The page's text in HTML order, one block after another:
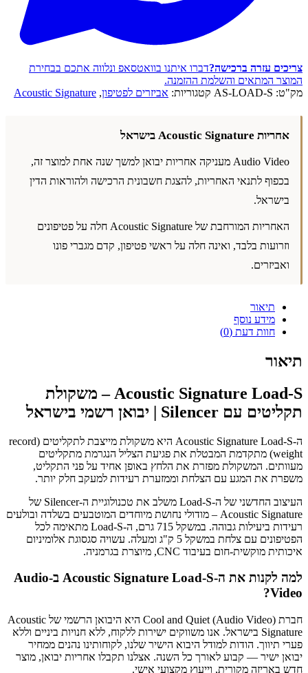
צריכים עזרה ברכישה?דברו איתנו בוואטסאפ ונלווה אתכם בבחירת
המוצר המתאים והשלמת ההזמנה.
מק"ט: AS-LOAD-S קטגוריות: אביזרים לפטיפון,
Acoustic Signature
אחריות Acoustic Signature בישראל
Audio Video מעניקה אחריות יבואן למשך שנה אחת למוצר זה,
בכפוף לתנאי האחריות, להצגת חשבונית הרכישה ולהוראות הדין
בישראל.
האחריות המורחבת של Acoustic Signature חלה על פטיפונים
וזרועות בלבד, ואינה חלה על ראשי פטיפון, קדם מגברי פונו
ואביזרים.
תיאור
מידע נוסף
חוות דעת (0)
תיאור
Acoustic Signature Load-S – משקולת
תקליטים עם Silencer | יבואן רשמי בישראל
ה-Acoustic Signature Load-S היא משקולת מייצבת לתקליטים (record
weight) מתקדמת המבטלת את פגיעת הצליל הנגרמת מתקליטים
מעוותים. המשקולת מפזרת את הלחץ באופן אחיד על פני התקליט,
משפרת את המגע עם הצלחת וממזערת רעידות למעקב חלק יותר.
העיצוב החדשני של ה-Load-S משלב את טכנולוגיית ה-Silencer של
Acoustic Signature – מודולי נחושת מיוחדים המוטבעים בשלדה ובולעים
רעידות ביעילות גבוהה. במשקל 715 גרם, ה-Load-S מתאימה לכל
הפטיפונים עם צלחת במשקל 5 ק"ג ומעלה. עשויה סגסוגת אלומיניום
איכותית מוקשית-חום בעיבוד CNC, מיוצרת בגרמניה.
למה לקנות את ה-Acoustic Signature Load-S ב-Audio
Video?
חברת Cool and Quiet (Audio Video) היא היבואן הרשמי של Acoustic
Signature בישראל. אנו משווקים ישירות ללקוח, ללא חנויות ביניים וללא
פערי תיווך. הודות למודל היבוא הישיר שלנו, לקוחותינו נהנים ממחיר
יבואן ישיר — קבוע לאורך כל השנה. אצלנו תקבלו אחריות יבואן, מוצר
חדש באריזה מקורית, וייעוץ מקצועי אישי.